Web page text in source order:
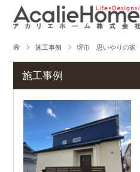
施工事例 堺市 思いやりの家
施工事例